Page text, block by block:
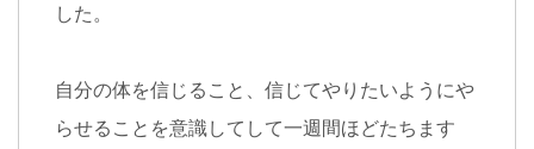
した。
自分の体を信じること、信じてやりたいようにや
らせることを意識してして一週間ほどたちます